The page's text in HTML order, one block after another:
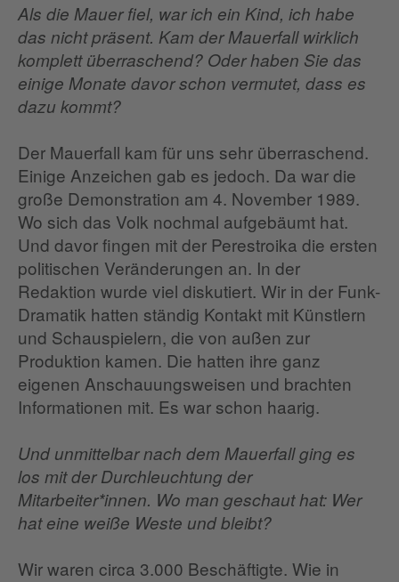
Als die Mauer fiel, war ich ein Kind, ich habe
das nicht präsent. Kam der Mauerfall wirklich
komplett überraschend? Oder haben Sie das
einige Monate davor schon vermutet, dass es
dazu kommt?
Der Mauerfall kam für uns sehr überraschend.
Einige Anzeichen gab es jedoch. Da war die
große Demonstration am 4. November 1989.
Wo sich das Volk nochmal aufgebäumt hat.
Und davor fingen mit der Perestroika die ersten
politischen Veränderungen an. In der
Redaktion wurde viel diskutiert. Wir in der Funk-
Dramatik hatten ständig Kontakt mit Künstlern
und Schauspielern, die von außen zur
Produktion kamen. Die hatten ihre ganz
eigenen Anschauungsweisen und brachten
Informationen mit. Es war schon haarig.
Und unmittelbar nach dem Mauerfall ging es
los mit der Durchleuchtung der
Mitarbeiter*innen. Wo man geschaut hat: Wer
hat eine weiße Weste und bleibt?
Wir waren circa 3.000 Beschäftigte. Wie in